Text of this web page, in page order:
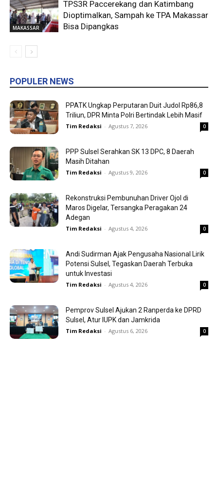
MAKASSAR
TPS3R Paccerekang dan Katimbang
Dioptimalkan, Sampah ke TPA Makassar
Bisa Dipangkas
POPULER NEWS
PPATK Ungkap Perputaran Duit Judol Rp86,8
Triliun, DPR Minta Polri Bertindak Lebih Masif
Tim Redaksi - Agustus 7, 2026 0
PPP Sulsel Serahkan SK 13 DPC, 8 Daerah
Masih Ditahan
Tim Redaksi - Agustus 9, 2026 0
Rekonstruksi Pembunuhan Driver Ojol di
Maros Digelar, Tersangka Peragakan 24
Adegan
Tim Redaksi - Agustus 4, 2026 0
Andi Sudirman Ajak Pengusaha Nasional Lirik
Potensi Sulsel, Tegaskan Daerah Terbuka
untuk Investasi
Tim Redaksi - Agustus 4, 2026 0
Pemprov Sulsel Ajukan 2 Ranperda ke DPRD
Sulsel, Atur IUPK dan Jamkrida
Tim Redaksi - Agustus 6, 2026 0